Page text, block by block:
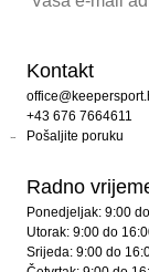
Kontakt
+43 676 7664611
Pošaljite poruku
Radno
Ponedjeljak: 9:00
Utorak: 9:00 do
Srijeda: 9:00 do